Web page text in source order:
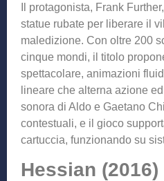
Il protagonista, Frank
statue rubate per liberare il
maledizione. Con oltre 200
cinque mondi, il titolo
spettacolare, animazioni
lineare che alterna azione
sonora di Aldo e Gaetano
contestuali, e il gioco
cartuccia, funzionando su
Hessian (2016)